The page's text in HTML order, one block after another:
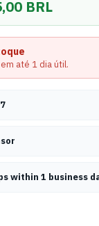
BRL
até 1 dia útil.
within 1 business